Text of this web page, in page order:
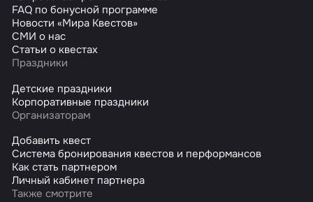
FAQ по бонусной программе
Новости «Мира Квестов»
СМИ о нас
Статьи о квестах
Праздники
Детские праздники
Корпоративные праздники
Организаторам
Добавить квест
Система бронирования квестов и перформансов
Как стать партнером
Личный кабинет партнера
Также смотрите